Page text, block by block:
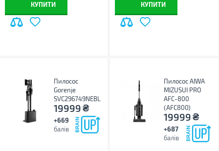
КУПИТИ КУПИТИ
Пилосос
Gorenje
SVC296749NEBL
19999₴
+669
балів
Пилосос AIWA
MIZUSUI PRO
AFC-800
(AFC800)
19999₴
+687
балів